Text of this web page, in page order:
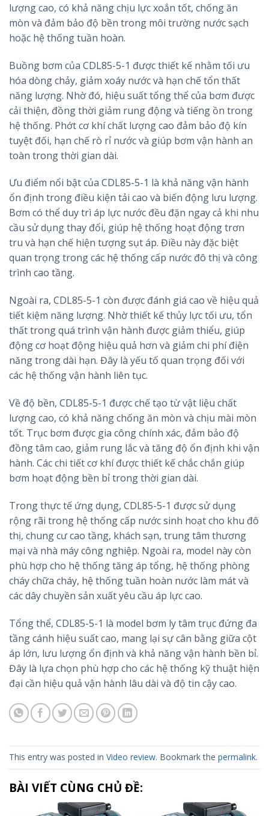
lượng cao, có khả năng chịu lực xoắn tốt, chống ăn
mòn và đảm bảo độ bền trong môi trường nước sạch
hoặc hệ thống tuần hoàn.
Buồng bơm của CDL85-5-1 được thiết kế nhằm tối ưu
hóa dòng chảy, giảm xoáy nước và hạn chế tổn thất
năng lượng. Nhờ đó, hiệu suất tổng thể của bơm được
cải thiện, đồng thời giảm rung động và tiếng ồn trong
hệ thống. Phớt cơ khí chất lượng cao đảm bảo độ kín
tuyệt đối, hạn chế rò rỉ nước và giúp bơm vận hành an
toàn trong thời gian dài.
Ưu điểm nổi bật của CDL85-5-1 là khả năng vận hành
ổn định trong điều kiện tải cao và biến động lưu lượng.
Bơm có thể duy trì áp lực nước đều đặn ngay cả khi nhu
cầu sử dụng thay đổi, giúp hệ thống hoạt động trơn
tru và hạn chế hiện tượng sụt áp. Điều này đặc biệt
quan trọng trong các hệ thống cấp nước đô thị và công
trình cao tầng.
Ngoài ra, CDL85-5-1 còn được đánh giá cao về hiệu quả
tiết kiệm năng lượng. Nhờ thiết kế thủy lực tối ưu, tổn
thất trong quá trình vận hành được giảm thiểu, giúp
động cơ hoạt động hiệu quả hơn và giảm chi phí điện
năng trong dài hạn. Đây là yếu tố quan trọng đối với
các hệ thống vận hành liên tục.
Về độ bền, CDL85-5-1 được chế tạo từ vật liệu chất
lượng cao, có khả năng chống ăn mòn và chịu mài mòn
tốt. Trục bơm được gia công chính xác, đảm bảo độ
đồng tâm cao, giảm rung lắc và tăng độ ổn định khi vận
hành. Các chi tiết cơ khí được thiết kế chắc chắn giúp
bơm hoạt động bền bỉ trong thời gian dài.
Trong thực tế ứng dụng, CDL85-5-1 được sử dụng
rộng rãi trong hệ thống cấp nước sinh hoạt cho khu đô
thị, chung cư cao tầng, khách sạn, trung tâm thương
mại và nhà máy công nghiệp. Ngoài ra, model này còn
phù hợp cho hệ thống tăng áp tổng, hệ thống phòng
cháy chữa cháy, hệ thống tuần hoàn nước làm mát và
các dây chuyền sản xuất yêu cầu áp lực cao.
Tổng thể, CDL85-5-1 là model bơm ly tâm trục đứng đa
tầng cánh hiệu suất cao, mang lại sự cân bằng giữa cột
áp lớn, lưu lượng ổn định và khả năng vận hành bền bỉ.
Đây là lựa chọn phù hợp cho các hệ thống kỹ thuật hiện
đại cần hiệu quả vận hành lâu dài và độ tin cậy cao.
This entry was posted in Video review. Bookmark the permalink.
BÀI VIẾT CÙNG CHỦ ĐỀ: